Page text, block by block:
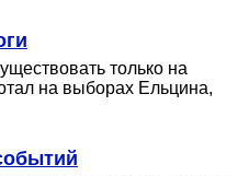
только на
на выборах Ельцина,